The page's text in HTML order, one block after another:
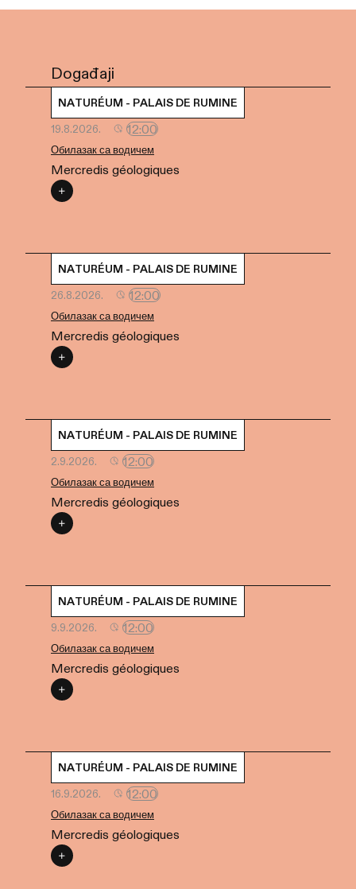
Događaji
NATURÉUM - PALAIS DE RUMINE
19.8.2026. 12:00
Обилазак са водичем
Mercredis géologiques
NATURÉUM - PALAIS DE RUMINE
26.8.2026. 12:00
Обилазак са водичем
Mercredis géologiques
NATURÉUM - PALAIS DE RUMINE
2.9.2026. 12:00
Обилазак са водичем
Mercredis géologiques
NATURÉUM - PALAIS DE RUMINE
9.9.2026. 12:00
Обилазак са водичем
Mercredis géologiques
NATURÉUM - PALAIS DE RUMINE
16.9.2026. 12:00
Обилазак са водичем
Mercredis géologiques